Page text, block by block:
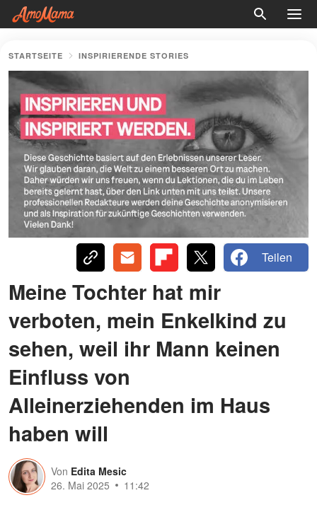
STARTSEITE INSPIRIERENDE STORIES
Teilen
Meine Tochter hat mir
verboten, mein Enkelkind zu
sehen, weil ihr Mann keinen
Einfluss von
Alleinerziehenden im Haus
haben will
Von Edita Mesic
26. Mai 2025
11:42